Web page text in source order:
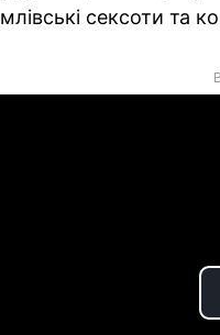
сексоти та